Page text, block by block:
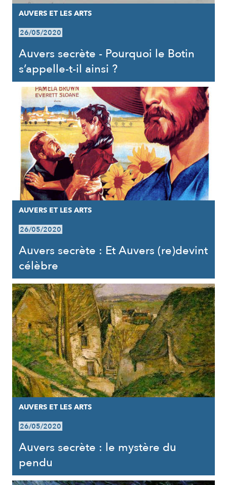
AUVERS ET LES ARTS
26/05/2020
Auvers secrète - Pourquoi le Botin
s’appelle-t-il ainsi ?
AUVERS ET LES ARTS
26/05/2020
Auvers secrète : Et Auvers (re)devint
célèbre
AUVERS ET LES ARTS
26/05/2020
Auvers secrète : le mystère du
pendu